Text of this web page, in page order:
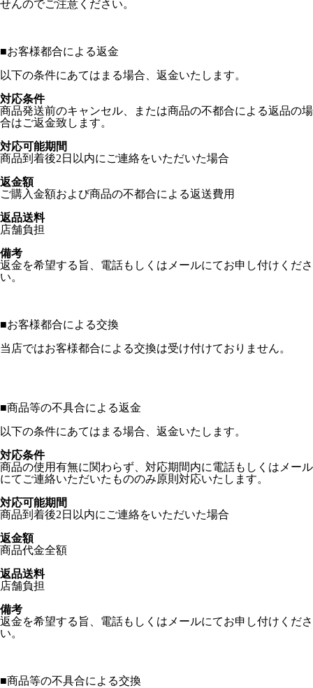
せんのでご注意ください。
■お客様都合による返金
以下の条件にあてはまる場合、返金いたします。
対応条件
商品発送前のキャンセル、または商品の不都合による返品の場
合はご返金致します。
対応可能期間
商品到着後2日以内にご連絡をいただいた場合
返金額
ご購入金額および商品の不都合による返送費用
返品送料
店舗負担
備考
返金を希望する旨、電話もしくはメールにてお申し付けくださ
い。
■お客様都合による交換
当店ではお客様都合による交換は受け付けておりません。
■商品等の不具合による返金
以下の条件にあてはまる場合、返金いたします。
対応条件
商品の使用有無に関わらず、対応期間内に電話もしくはメール
にてご連絡いただいたもののみ原則対応いたします。
対応可能期間
商品到着後2日以内にご連絡をいただいた場合
返金額
商品代金全額
返品送料
店舗負担
備考
返金を希望する旨、電話もしくはメールにてお申し付けくださ
い。
■商品等の不具合による交換